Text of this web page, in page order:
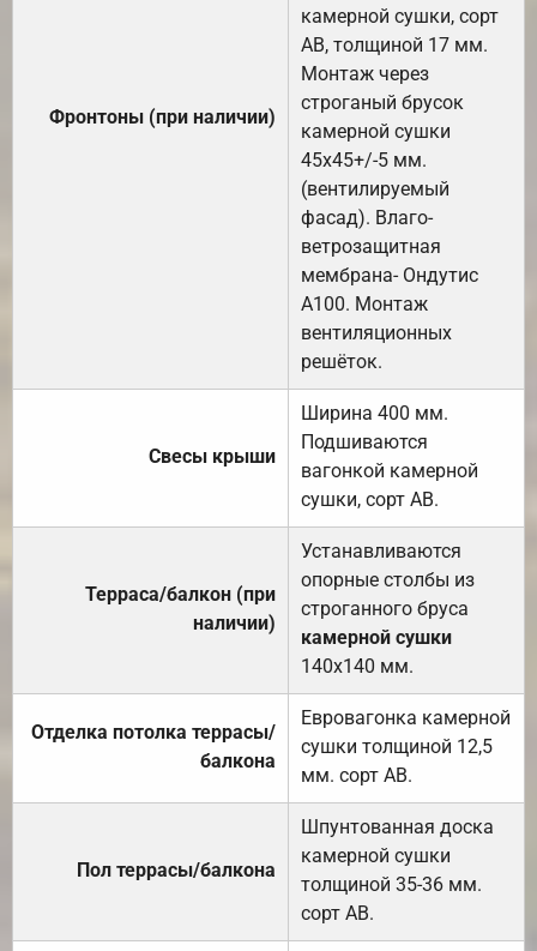
Фронтоны (при наличии)
камерной сушки, сорт
АВ, толщиной 17 мм.
Монтаж через
строганый брусок
камерной сушки
45х45+/-5 мм.
(вентилируемый
фасад). Влаго-
ветрозащитная
мембрана- Ондутис
А100. Монтаж
вентиляционных
решёток.
Свесы крыши
Ширина 400 мм.
Подшиваются
вагонкой камерной
сушки, сорт АВ.
Терраса/балкон (при
наличии)
Устанавливаются
опорные столбы из
строганного бруса
камерной сушки
140х140 мм.
Отделка потолка террасы/
балкона
Евровагонка камерной
сушки толщиной 12,5
мм. сорт АВ.
Пол террасы/балкона
Шпунтованная доска
камерной сушки
толщиной 35-36 мм.
сорт АВ.